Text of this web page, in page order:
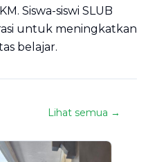
Siswa-siswi SLUB
untuk meningkatkan
belajar.
Lihat semua →